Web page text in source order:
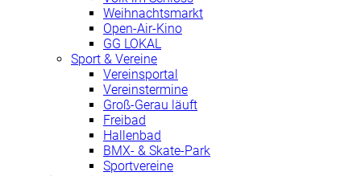
Weihnachtsmarkt
Open-Air-Kino
GG LOKAL
Sport & Vereine
Vereinsportal
Vereinstermine
Groß-Gerau läuft
Freibad
Hallenbad
BMX- & Skate-Park
Sportvereine